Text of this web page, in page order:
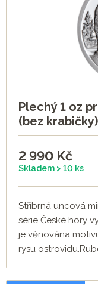
Plechý 1 oz
(bez krabičky)
2 990 Kč
Skladem > 10 ks
Stříbrná uncová
série České hory
je věnována
rysu